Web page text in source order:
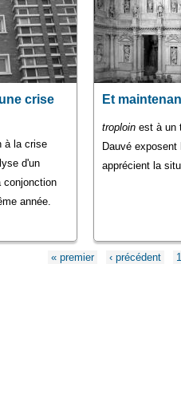
crise
à la crise
d'un
conjonction
année.
Et
troploinest à un
Dauvé exposent
apprécient la
« premier ‹ précédent 1